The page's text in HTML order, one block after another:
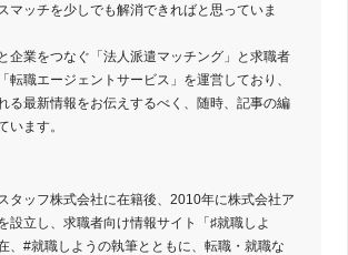
マッチを少しでも解消できればと思っていま
企業をつなぐ「法人派遣マッチング」と求職者
転職エージェントサービス」を運営しており、
る最新情報をお伝えするべく、随時、記事の編
います。
タッフ株式会社に在籍後、2010年に株式会社ア
設立し、求職者向け情報サイト「♯就職しよ
、#就職しようの執筆とともに、転職・就職な